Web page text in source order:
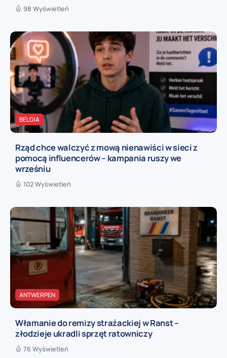
98 Wyświetleń
BELGIA
Rząd chce walczyć z mową nienawiści w sieci z
pomocą influencerów – kampania ruszy we
wrześniu
102 Wyświetleń
ANTWERPEN
Włamanie do remizy strażackiej w Ranst –
złodzieje ukradli sprzęt ratowniczy
76 Wyświetleń